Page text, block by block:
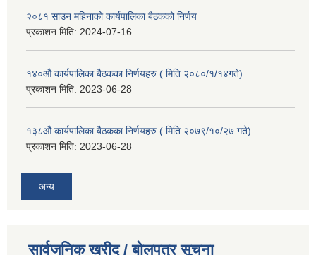
२०८१ साउन महिनाको कार्यपालिका बैठकको निर्णय
प्रकाशन मिति: 2024-07-16
१४०औ कार्यपालिका बैठकका निर्णयहरु ( मिति २०८०/१/१४गते)
प्रकाशन मिति: 2023-06-28
१३८औ कार्यपालिका बैठकका निर्णयहरु ( मिति २०७९/१०/२७ गते)
प्रकाशन मिति: 2023-06-28
अन्य
सार्वजनिक खरीद / बोलपत्र सूचना